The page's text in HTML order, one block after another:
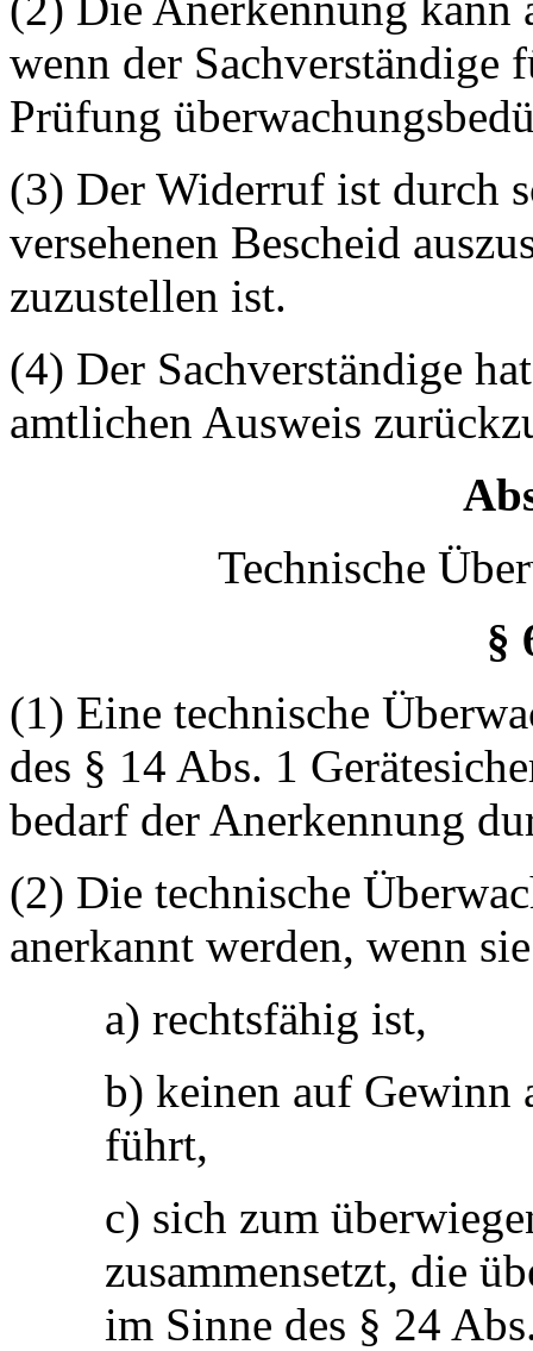
wenn der Sachverständige
Prüfung
(3) Der Widerruf ist durch
versehenen Bescheid
zuzustellen ist.
(4) Der Sachverständige
amtlichen Ausweis
Technische
§
(1) Eine technische
des § 14 Abs. 1
bedarf der Anerkennung
(2) Die technische
anerkannt werden, wenn
a) rechtsfähig ist,
b) keinen auf Gewinn
führt,
c) sich zum
zusammensetzt, die
im Sinne des § 24